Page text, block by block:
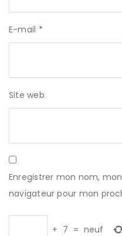
E-mail *
Site web
Enregistrer mon nom,
navigateur pour mon
+ 7 = neuf